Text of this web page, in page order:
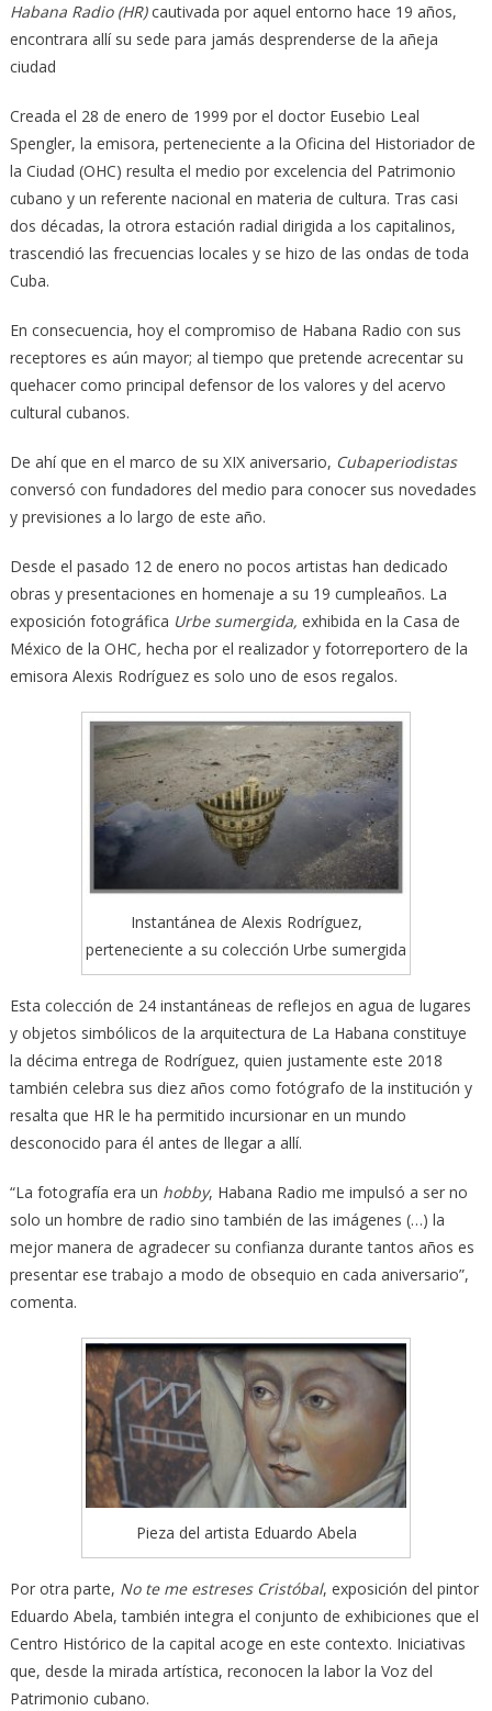
Habana Radio (HR)cautivada por aquel entorno hace 19 años,
encontrara allí su sede para jamás desprenderse de la añeja
ciudad
Creada el 28 de enero de 1999 por el doctor Eusebio Leal
Spengler, la emisora, perteneciente a la Oficina del Historiador de
la Ciudad (OHC) resulta el medio por excelencia del Patrimonio
cubano y un referente nacional en materia de cultura. Tras casi
dos décadas, la otrora estación radial dirigida a los capitalinos,
trascendió las frecuencias locales y se hizo de las ondas de toda
Cuba.
En consecuencia, hoy el compromiso de Habana Radio con sus
receptores es aún mayor; al tiempo que pretende acrecentar su
quehacer como principal defensor de los valores y del acervo
cultural cubanos.
De ahí que en el marco de su XIX aniversario, Cubaperiodistas
conversó con fundadores del medio para conocer sus novedades
y previsiones a lo largo de este año.
Desde el pasado 12 de enero no pocos artistas han dedicado
obras y presentaciones en homenaje a su 19 cumpleaños. La
exposición fotográfica Urbe sumergida, exhibida en la Casa de
México de la OHC, hecha por el realizador y fotorreportero de la
emisora Alexis Rodríguez es solo uno de esos regalos.
Instantánea de Alexis Rodríguez,
perteneciente a su colección Urbe sumergida
Esta colección de 24 instantáneas de reflejos en agua de lugares
y objetos simbólicos de la arquitectura de La Habana constituye
la décima entrega de Rodríguez, quien justamente este 2018
también celebra sus diez años como fotógrafo de la institución y
resalta que HR le ha permitido incursionar en un mundo
desconocido para él antes de llegar a allí.
“La fotografía era un hobby, Habana Radio me impulsó a ser no
solo un hombre de radio sino también de las imágenes (…) la
mejor manera de agradecer su confianza durante tantos años es
presentar ese trabajo a modo de obsequio en cada aniversario”,
comenta.
Pieza del artista Eduardo Abela
Por otra parte, No te me estreses Cristóbal, exposición del pintor
Eduardo Abela, también integra el conjunto de exhibiciones que el
Centro Histórico de la capital acoge en este contexto. Iniciativas
que, desde la mirada artística, reconocen la labor la Voz del
Patrimonio cubano.